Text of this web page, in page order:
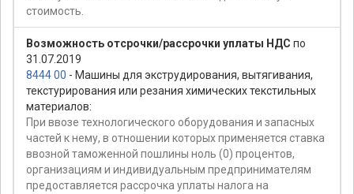
стоимость.
Возможность отсрочки/рассрочки уплаты НДС по
31.07.2019
8444 00 - Машины для экструдирования, вытягивания,
текстурирования или резания химических текстильных
материалов:
При ввозе технологического оборудования и запасных
частей к нему, в отношении которых применяется ставка
ввозной таможенной пошлины ноль (0) процентов,
организациям и индивидуальным предпринимателям
предоставляется рассрочка уплаты налога на